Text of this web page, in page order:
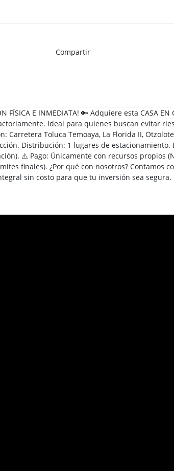
Compartir
FÍSICA E INMEDIATA! 🔑 Adquiere esta CASA
Ideal para quienes buscan evitar
Carretera Toluca Temoaya, La Florida II,
Distribución: 1 lugares de estacionamiento.
⚠️ Pago: Únicamente con recursos propios
finales). ¿Por qué con nosotros? Contamos
sin costo para que tu inversión sea segura.